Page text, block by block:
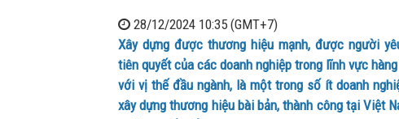
28/12/2024 10:35 (GMT+7)
Xây dựng được thương hiệu mạnh, được người
tiên quyết của các doanh nghiệp trong lĩnh vực
với vị thế đầu ngành, là một trong số ít doanh
xây dựng thương hiệu bài bản, thành công tại Việt